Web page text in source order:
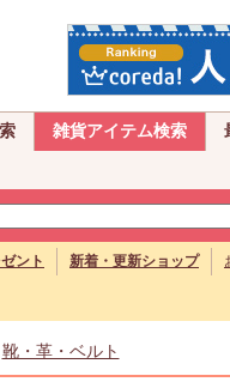
雑貨アイテム検索
ント 新着・更新ショップ
靴・革・ベルト